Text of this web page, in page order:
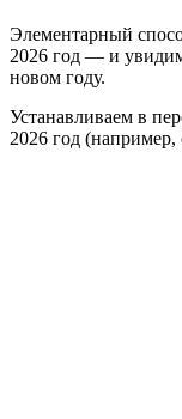
Элементарный
2026 год — и
новом году.
Устанавливаем в
2026 год (например,